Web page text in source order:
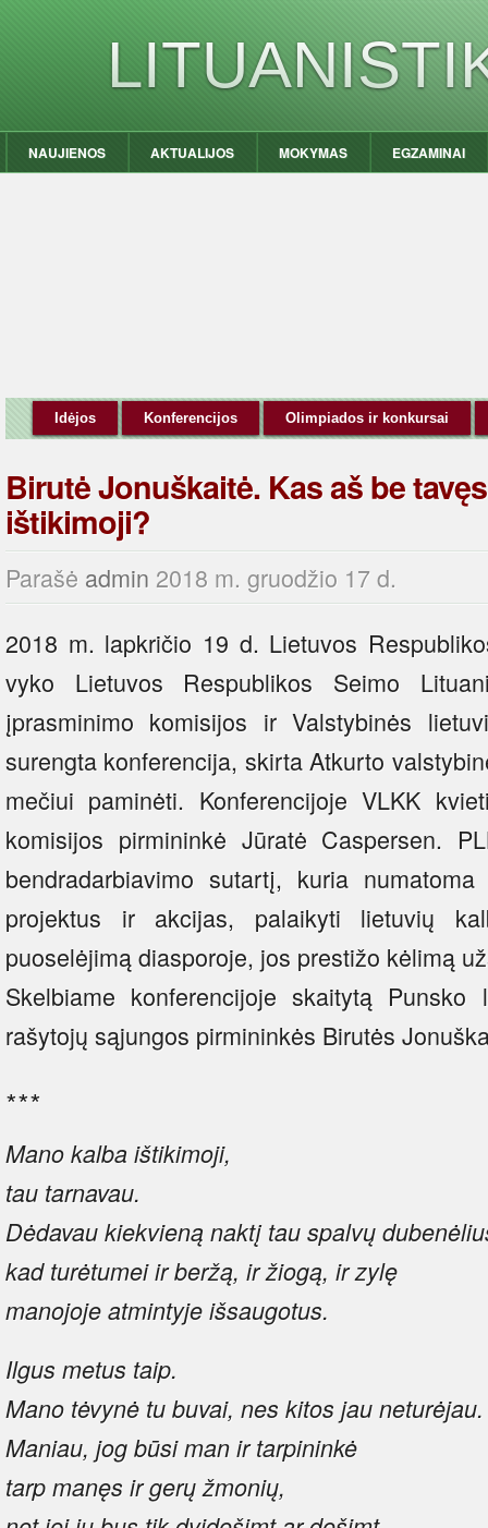
NAUJIENOS AKTUALIJOS MOKYMAS EGZAMINAI
Idėjos Konferencijos Olimpiados ir konkursai
Birutė Jonuškaitė. Kas aš be
ištikimoji?
Parašė admin 2018 m. gruodžio 17 d.
2018 m. lapkričio 19 d. Lietuvos
vyko Lietuvos Respublikos Seimo
įprasminimo komisijos ir Valstybinės
surengta konferencija, skirta Atkurto
mečiui paminėti. Konferencijoje VLKK
komisijos pirmininkė Jūratė Caspersen.
bendradarbiavimo sutartį, kuria
projektus ir akcijas, palaikyti lietuvių
puoselėjimą diasporoje, jos prestižo kėlimą
Skelbiame konferencijoje skaitytą Punsko
rašytojų sąjungos pirmininkės Birutės
∗∗∗
Mano kalba ištikimoji,
tau tarnavau.
Dėdavau kiekvieną naktį tau spalvų
kad turėtumei ir beržą, ir žiogą, ir zylę
manojoje atmintyje išsaugotus.
Ilgus metus taip.
Mano tėvynė tu buvai, nes kitos jau neturėjau.
Maniau, jog būsi man ir tarpininkė
tarp manęs ir gerų žmonių,